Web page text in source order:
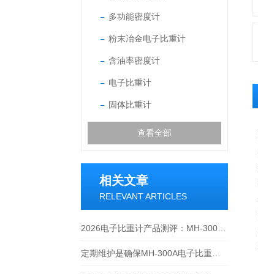
多功能密度计
粉末冶金电子比重计
含油率密度计
电子比重计
固体比重计
查看全部
相关文章
RELEVANT ARTICLES